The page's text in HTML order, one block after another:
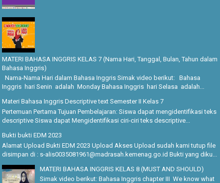
MATERI BAHASA INGGRIS KELAS 7 (Nama Hari, Tanggal, Bulan, Tahun dalam
Bahasa Inggris)
Nama-Nama Hari dalam Bahasa Inggris Simak video berikut: Bahasa
Inggris hari Senin adalah Monday Bahasa Inggris hari Selasa adalah...
Materi Bahasa Inggris Descriptive text Semester II Kelas 7
Pertemuan Pertama Tujuan Pembelajaran: Siswa dapat mengidentifikasi teks
descriptive Siswa dapat Mengidentifikasi ciri-ciri teks descriptive...
Bukti bukti EDM 2023
Alamat Upload Bukti EDM 2023 Upload Akses Upload sudah kami tutup file
disimpan di : s-alis0035081961@madrasah.kemenag.go.id Bukti yang diku...
MATERI BAHASA INGGRIS KELAS 8 (MUST AND SHOULD)
Simak video berikut: Bahasa Inggris chapter III We know what